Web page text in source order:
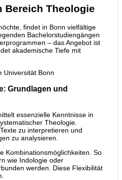
Bereich Theologie
findet in Bonn vielfältige
Bachelorstudiengängen
– das Angebot ist
akademische Tiefe mit
Grundlagen und
essenzielle Kenntnisse in
Theologie.
zu interpretieren und
zu analysieren.
Kombinationsmöglichkeiten. So
wie Indologie oder
werden. Diese Flexibilität